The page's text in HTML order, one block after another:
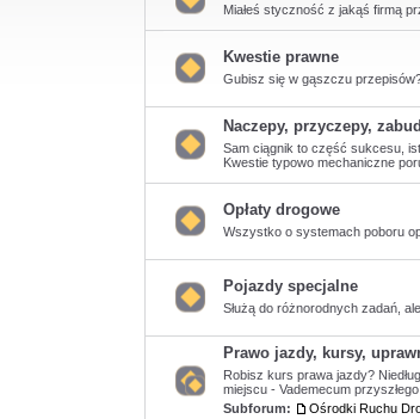
ma
postów
Miałeś styczność z jakąś firmą
postów
Kwestie prawne
Gubisz się w gąszczu
Nie
postów
Naczepy, przyczepy,
Sam ciągnik to część sukcesu,
Kwestie typowo mechaniczne
postów
Opłaty drogowe
Wszystko o systemach poboru
nieprzeczytanych
postów
Pojazdy specjalne
Służą do różnorodnych zadań,
Nie
ma
Prawo jazdy, kursy,
Robisz kurs prawa jazdy?
miejscu - Vademecum
Subforum:
Ośrodki Ruchu